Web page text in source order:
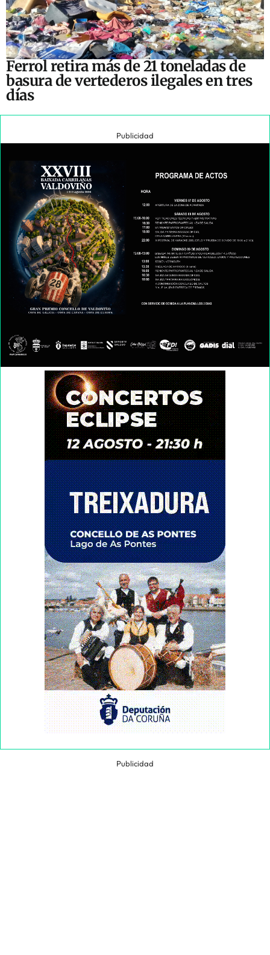
Ferrol retira más de 21 toneladas de
basura de vertederos ilegales en tres
días
Publicidad
Publicidad